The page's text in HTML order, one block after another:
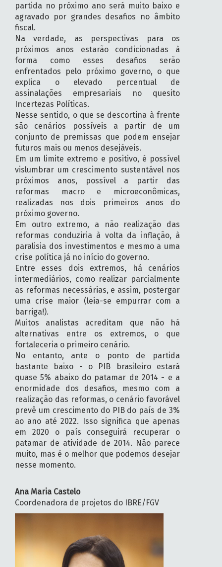
partida no próximo ano será muito baixo e
agravado por grandes desafios no âmbito
fiscal.
Na verdade, as perspectivas para os
próximos anos estarão condicionadas à
forma como esses desafios serão
enfrentados pelo próximo governo, o que
explica o elevado percentual de
assinalações empresariais no quesito
Incertezas Políticas.
Nesse sentido, o que se descortina à frente
são cenários possíveis a partir de um
conjunto de premissas que podem ensejar
futuros mais ou menos desejáveis.
Em um limite extremo e positivo, é possível
vislumbrar um crescimento sustentável nos
próximos anos, possível a partir das
reformas macro e microeconômicas,
realizadas nos dois primeiros anos do
próximo governo.
Em outro extremo, a não realização das
reformas conduziria à volta da inflação, à
paralisia dos investimentos e mesmo a uma
crise política já no início do governo.
Entre esses dois extremos, há cenários
intermediários, como realizar parcialmente
as reformas necessárias, e assim, postergar
uma crise maior (leia-se empurrar com a
barriga!).
Muitos analistas acreditam que não há
alternativas entre os extremos, o que
fortaleceria o primeiro cenário.
No entanto, ante o ponto de partida
bastante baixo - o PIB brasileiro estará
quase 5% abaixo do patamar de 2014 - e a
enormidade dos desafios, mesmo com a
realização das reformas, o cenário favorável
prevê um crescimento do PIB do país de 3%
ao ano até 2022. Isso significa que apenas
em 2020 o país conseguirá recuperar o
patamar de atividade de 2014. Não parece
muito, mas é o melhor que podemos desejar
nesse momento.
Ana Maria Castelo
Coordenadora de projetos do IBRE/FGV